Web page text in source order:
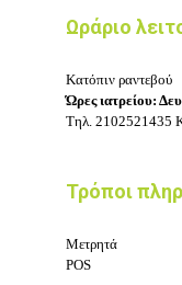
Ωράριο
Κατόπιν ραντεβού
Ώρες ιατρείου:
Τηλ. 2102521435
Τρόποι
Μετρητά
POS